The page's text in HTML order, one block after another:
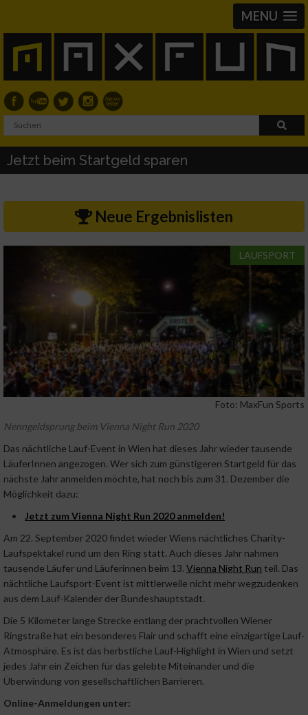
MENU
Jetzt beim Startgeld sparen
Neue Ergebnislisten
LAUFSPORT
Foto: MaxFun Sports
Nenngeldsprung beim Vienna Night Run 2020
Das nächtliche Lauf-Event in Wien hat dieses Jahr wieder tausende
LäuferInnen angezogen. Wer sich zum günstigeren Startgeld für das
nächste Jahr anmelden möchte, hat noch bis zum 31. Dezember die
Möglichkeit dazu:
•
Jetzt zum Vienna Night Run 2020 anmelden!
Am 22. September 2020 findet wieder Wiens nächtliches Charity-
Laufspektakel rund um den Ring statt. Auch dieses Jahr nahmen
tausende Läufer und Läuferinnen beim 13. Vienna Night Run teil. Das
nächtliche Laufsport-Event ist mittlerweile nicht mehr wegzudenken
aus dem Lauf-Kalender der Bundeshauptstadt.
Die 5 Kilometer lange Strecke entlang der prachtvollen Wiener
Ringstraße hat ein besonderes Flair und schafft eine einzigartige Lauf-
Atmosphäre. Es ist das herbstliche Lauf-Highlight in Wien und setzt
jedes Jahr ein Zeichen für das gelebte Miteinander und die
Überwindung von gesellschaftlichen Barrieren.
Online-Anmeldungen unter: